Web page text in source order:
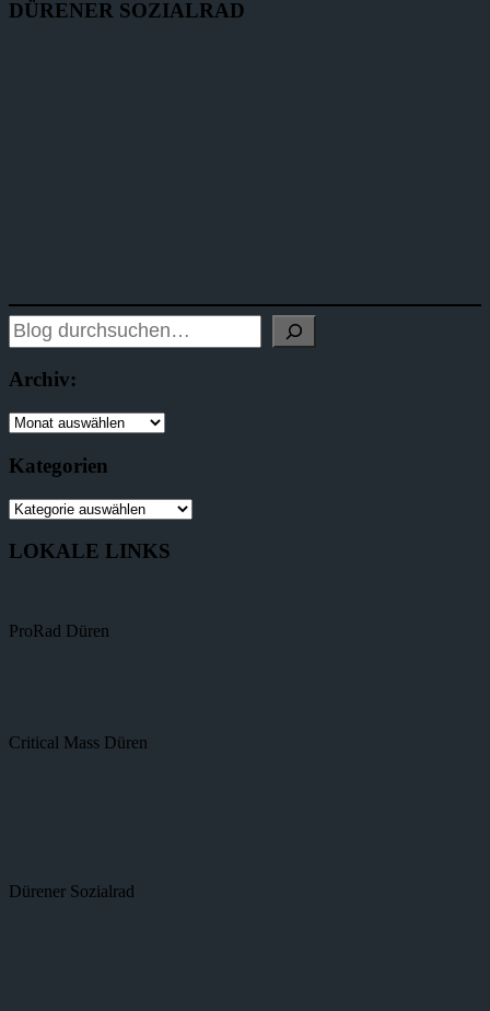
DÜRENER SOZIALRAD
Archiv:
Kategorien
LOKALE LINKS
ProRad Düren
Critical Mass Düren
Dürener Sozialrad